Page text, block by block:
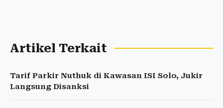
Artikel Terkait
Tarif Parkir Nuthuk di Kawasan ISI Solo, Jukir
Langsung Disanksi